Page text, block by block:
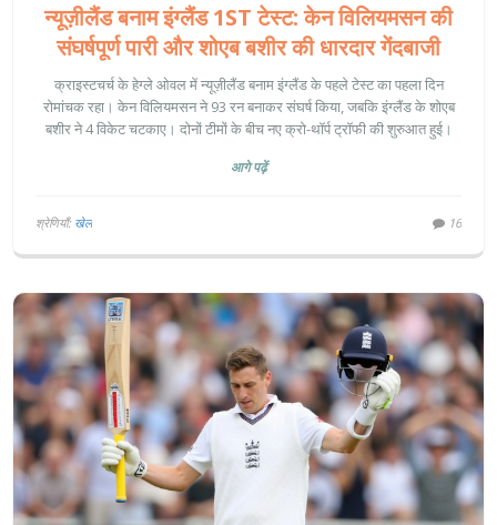
न्यूज़ीलैंड बनाम इंग्लैंड 1ST टेस्ट: केन विलियमसन की
संघर्षपूर्ण पारी और शोएब बशीर की धारदार गेंदबाजी
क्राइस्टचर्च के हेग्ले ओवल में न्यूज़ीलैंड बनाम इंग्लैंड के पहले टेस्ट का पहला दिन
रोमांचक रहा। केन विलियमसन ने 93 रन बनाकर संघर्ष किया, जबकि इंग्लैंड के शोएब
बशीर ने 4 विकेट चटकाए। दोनों टीमों के बीच नए क्रो-थॉर्प ट्रॉफी की शुरुआत हुई।
आगे पढ़ें
श्रेणियाँ: खेल 16